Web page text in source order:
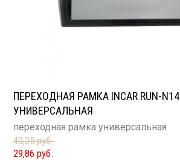
ПЕРЕХОДНАЯ РАМКА INCAR RUN-N14
УНИВЕРСАЛЬНАЯ
переходная рамка универсальная
40,25 руб.
29,86 руб.